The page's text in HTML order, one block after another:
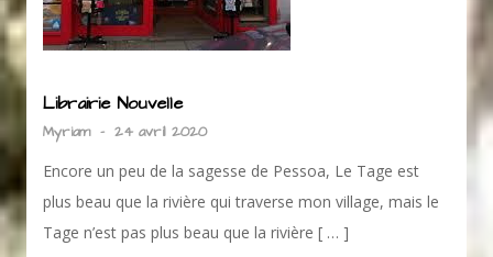
Librairie Nouvelle
Myriam - 24 avril 2020
Encore un peu de la sagesse de Pessoa, Le Tage est
plus beau que la rivière qui traverse mon village, mais le
Tage n’est pas plus beau que la rivière [ … ]